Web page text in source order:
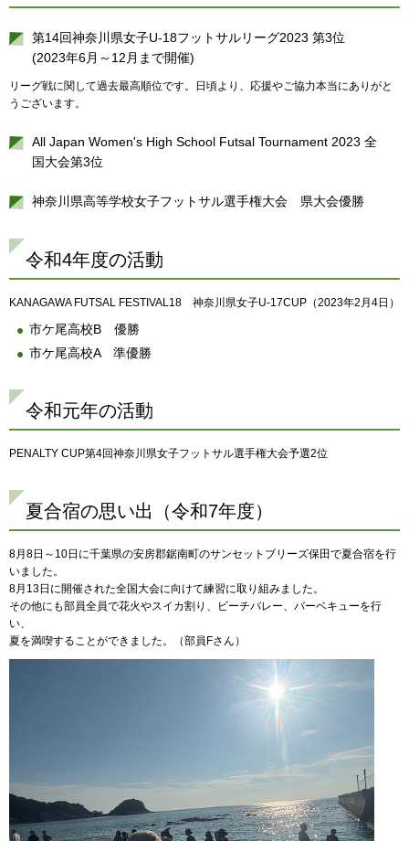
第14回神奈川県女子U-18フットサルリーグ2023 第3位
(2023年6月～12月まで開催)
リーグ戦に関して過去最高順位です。日頃より、応援やご協力本当にありがと
うございます。
All Japan Women's High School Futsal Tournament 2023 全
国大会第3位
神奈川県高等学校女子フットサル選手権大会 県大会優勝
令和4年度の活動
KANAGAWA FUTSAL FESTIVAL18 神奈川県女子U-17CUP（2023年2月4日）
市ケ尾高校B 優勝
市ケ尾高校A 準優勝
令和元年の活動
PENALTY CUP第4回神奈川県女子フットサル選手権大会予選2位
夏合宿の思い出（令和7年度）
8月8日～10日に千葉県の安房郡鋸南町のサンセットブリーズ保田で夏合宿を行
いました。
8月13日に開催された全国大会に向けて練習に取り組みました。
その他にも部員全員で花火やスイカ割り、ビーチバレー、バーベキューを行
い、
夏を満喫することができました。（部員Fさん）